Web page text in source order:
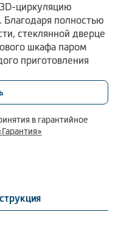
циркуляцию
полностью
стеклянной дверце
шкафа паром
приготовления
в гарантийное